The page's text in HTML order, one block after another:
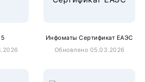
Инфоматы Сертификат ЕАЭС
Обновлено 05.03.2026